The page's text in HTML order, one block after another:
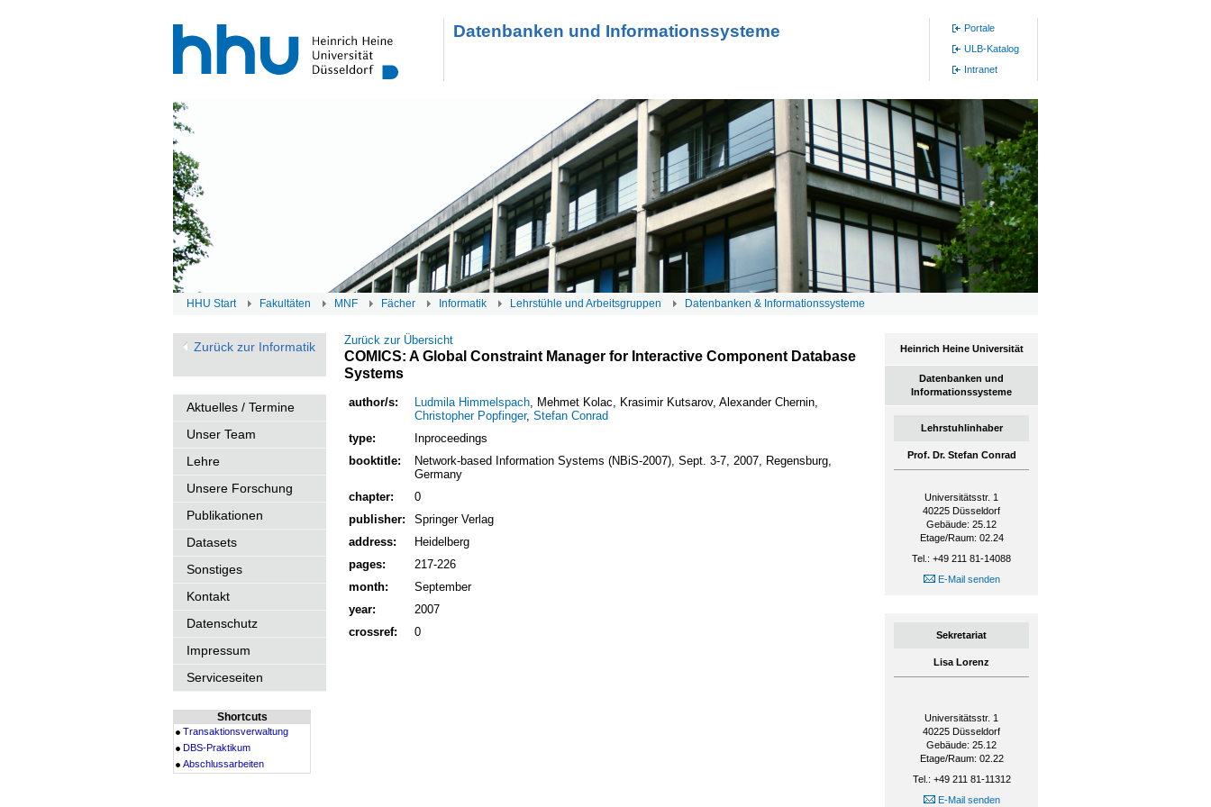
Datenbanken und Informationssysteme
Portale
ULB-Katalog
Intranet
HHU Start Fakultäten MNF Fächer Informatik Lehrstühle und Arbeitsgruppen Datenbanken & Informationssysteme
Zurück zur Informatik
Aktuelles / Termine
Unser Team
Lehre
Unsere Forschung
Publikationen
Datasets
Sonstiges
Kontakt
Datenschutz
Impressum
Serviceseiten
Shortcuts
Transaktionsverwaltung
DBS-Praktikum
Abschlussarbeiten
Zurück zur Übersicht
COMICS: A Global Constraint Manager for Interactive Component Database
Systems
author/s: Ludmila Himmelspach, Mehmet Kolac, Krasimir Kutsarov, Alexander Chernin,
Christopher Popfinger, Stefan Conrad
type:
Inproceedings
booktitle:
Network-based Information Systems (NBiS-2007), Sept. 3-7, 2007, Regensburg,
Germany
chapter:
0
publisher:
Springer Verlag
address:
Heidelberg
pages:
217-226
month:
September
year:
2007
crossref:
0
Heinrich Heine Universität
Datenbanken und
Informationssysteme
Lehrstuhlinhaber
Prof. Dr. Stefan Conrad
Universitätsstr. 1
40225 Düsseldorf
Gebäude: 25.12
Etage/Raum: 02.24
Tel.: +49 211 81-14088
E-Mail senden
Sekretariat
Lisa Lorenz
Universitätsstr. 1
40225 Düsseldorf
Gebäude: 25.12
Etage/Raum: 02.22
Tel.: +49 211 81-11312
E-Mail senden